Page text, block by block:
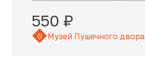
550 ₽
Музей Пушечного двора